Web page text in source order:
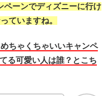
ペーンでディズニーに行け
ていますね。
ちゃくちゃいいキャンペ
る可愛い人は誰？とこち